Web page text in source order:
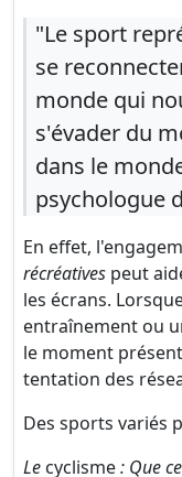
"Le sport
se
monde qui
s'évader du
dans le
psychologue
En effet,
récréatives peut
les écrans.
entraînement ou
le moment
tentation des
Des sports variés
Le cyclisme: Que